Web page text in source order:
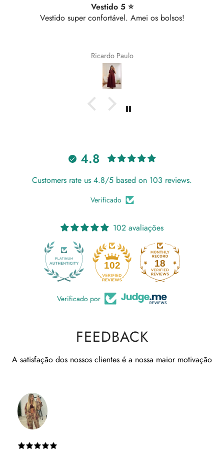
Vestido 5 ⭐
Vestido super confortável. Amei os bolsos!
Ricardo Paulo
4.8
Customers rate us 4.8/5 based on 103 reviews.
Verificado
102 avaliações
102 18
Verificado por
FEEDBACK
A satisfação dos nossos clientes é a nossa maior motivação